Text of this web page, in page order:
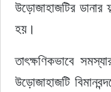
উড়োজাহাজটির ডানার
হয়।
তাৎক্ষণিকভাবে
উড়োজাহাজটি